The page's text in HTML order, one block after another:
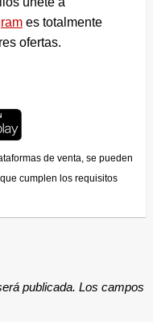
es totalmente
ofertas.
de venta, se pueden
cumplen los requisitos
publicada. Los campos